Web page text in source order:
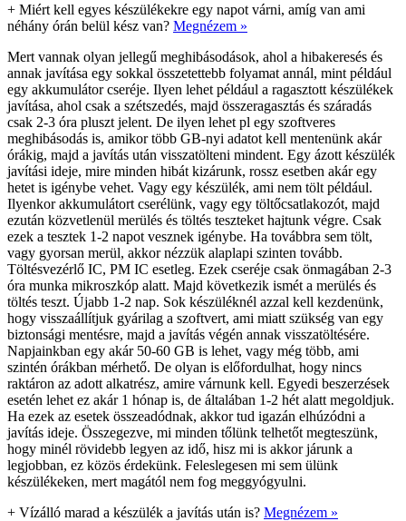
+ Miért kell egyes készülékekre egy napot várni, amíg van ami
néhány órán belül kész van? Megnézem »
Mert vannak olyan jellegű meghibásodások, ahol a hibakeresés és
annak javítása egy sokkal összetettebb folyamat annál, mint például
egy akkumulátor cseréje. Ilyen lehet például a ragasztott készülékek
javítása, ahol csak a szétszedés, majd összeragasztás és száradás
csak 2-3 óra pluszt jelent. De ilyen lehet pl egy szoftveres
meghibásodás is, amikor több GB-nyi adatot kell mentenünk akár
órákig, majd a javítás után visszatölteni mindent. Egy ázott készülék
javítási ideje, mire minden hibát kizárunk, rossz esetben akár egy
hetet is igénybe vehet. Vagy egy készülék, ami nem tölt például.
Ilyenkor akkumulátort cserélünk, vagy egy töltőcsatlakozót, majd
ezután közvetlenül merülés és töltés teszteket hajtunk végre. Csak
ezek a tesztek 1-2 napot vesznek igénybe. Ha továbbra sem tölt,
vagy gyorsan merül, akkor nézzük alaplapi szinten tovább.
Töltésvezérlő IC, PM IC esetleg. Ezek cseréje csak önmagában 2-3
óra munka mikroszkóp alatt. Majd következik ismét a merülés és
töltés teszt. Újabb 1-2 nap. Sok készüléknél azzal kell kezdenünk,
hogy visszaállítjuk gyárilag a szoftvert, ami miatt szükség van egy
biztonsági mentésre, majd a javítás végén annak visszatöltésére.
Napjainkban egy akár 50-60 GB is lehet, vagy még több, ami
szintén órákban mérhető. De olyan is előfordulhat, hogy nincs
raktáron az adott alkatrész, amire várnunk kell. Egyedi beszerzések
esetén lehet ez akár 1 hónap is, de általában 1-2 hét alatt megoldjuk.
Ha ezek az esetek összeadódnak, akkor tud igazán elhúzódni a
javítás ideje. Összegezve, mi minden tőlünk telhetőt megteszünk,
hogy minél rövidebb legyen az idő, hisz mi is akkor járunk a
legjobban, ez közös érdekünk. Feleslegesen mi sem ülünk
készülékeken, mert magától nem fog meggyógyulni.
+ Vízálló marad a készülék a javítás után is? Megnézem »